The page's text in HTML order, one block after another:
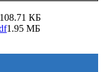
108.71 КБ
1.95 МБ